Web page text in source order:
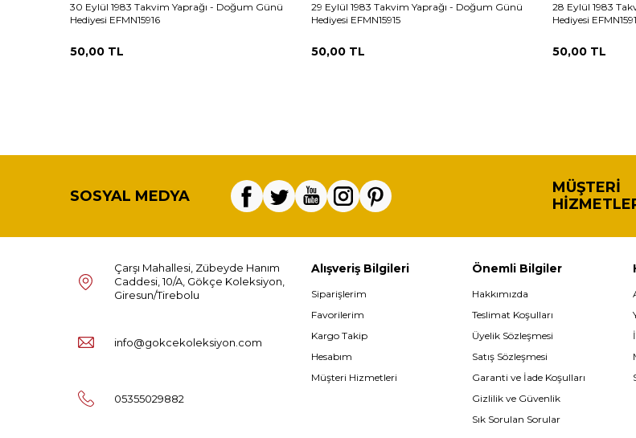
30 Eylül 1983 Takvim Yaprağı - Doğum Günü
Hediyesi EFMN15916
50,00 TL
29 Eylül 1983 Takvim Yaprağı - Doğum Günü
Hediyesi EFMN15915
50,00 TL
28 Eylül 1983
Hediyesi
50,00 TL
SOSYAL MEDYA
MÜŞTERI
Çarşı Mahallesi, Zübeyde Hanım
Caddesi, 10/A, Gökçe Koleksiyon,
Giresun/Tirebolu
info@gokcekoleksiyon.com
05355029882
Alışveriş Bilgileri
Siparişlerim
Favorilerim
Kargo Takip
Hesabım
Müşteri Hizmetleri
Önemli Bilgiler
Hakkımızda
Teslimat Koşulları
Üyelik Sözleşmesi
Satış Sözleşmesi
Garanti ve İade Koşulları
Gizlilik ve Güvenlik
Sık Sorulan Sorular